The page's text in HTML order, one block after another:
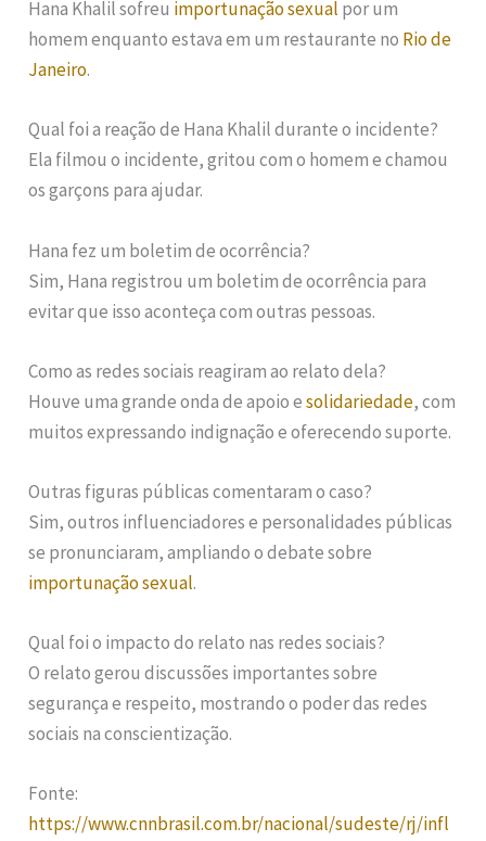
Hana Khalil sofreu importunação sexual por um
homem enquanto estava em um restaurante no Rio de
Janeiro.
Qual foi a reação de Hana Khalil durante o incidente?
Ela filmou o incidente, gritou com o homem e chamou
os garçons para ajudar.
Hana fez um boletim de ocorrência?
Sim, Hana registrou um boletim de ocorrência para
evitar que isso aconteça com outras pessoas.
Como as redes sociais reagiram ao relato dela?
Houve uma grande onda de apoio esolidariedade, com
muitos expressando indignação e oferecendo suporte.
Outras figuras públicas comentaram o caso?
Sim, outros influenciadores e personalidades públicas
se pronunciaram, ampliando o debate sobre
importunação sexual.
Qual foi o impacto do relato nas redes sociais?
O relato gerou discussões importantes sobre
segurança e respeito, mostrando o poder das redes
sociais na conscientização.
Fonte:
https://www.cnnbrasil.com.br/nacional/sudeste/rj/infl